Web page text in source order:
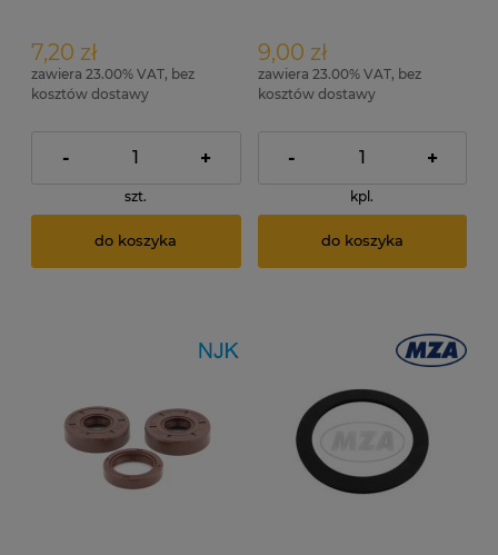
7,20 zł
zawiera 23.00% VAT, bez
kosztów dostawy
- +
szt.
do koszyka
9,00 zł
zawiera 23.00% VAT, bez
kosztów dostawy
- +
kpl.
do koszyka